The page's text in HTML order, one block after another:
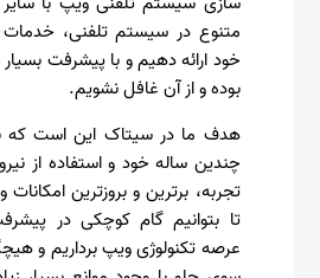
متنوع در سیستم تلفنی، خدمات
خود ارائه دهیم و با پیشرفت
بوده و از آن غافل نشویم.
هدف ما در سیتاک این است که
چندین ساله خود و استفاده از
تجربه، برترین و بروزترین
تا بتوانیم گام کوچکی در
عرصه تکنولوژی ویپ برداریم و